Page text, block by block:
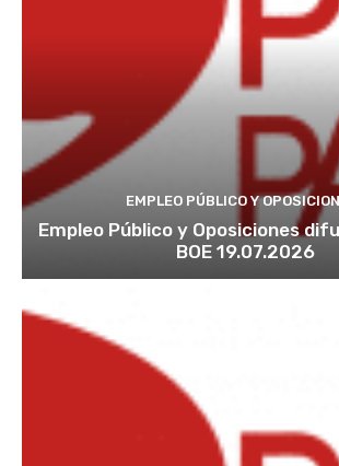
EMPLEO PÚBLICO Y
Empleo Público y Oposiciones
BOE 19.07.2026